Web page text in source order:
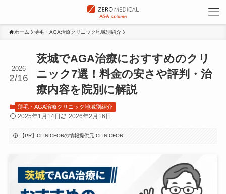
ホーム 薄毛・AGA治療クリニック地域別紹介
茨城でAGA治療におすすめのクリ
ニック7選！料金の安さや評判・治
療内容を院別に解説
2026
2/16
薄毛・AGA治療クリニック地域別紹介
2025年1月14日 2026年2月16日
【PR】CLINICFORの情報提供元 CLINICFOR